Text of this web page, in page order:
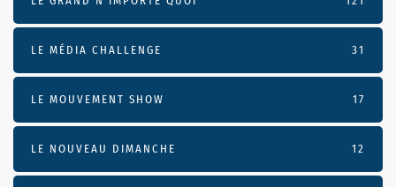
LE MÉDIA CHALLENGE 31
LE MOUVEMENT SHOW 17
LE NOUVEAU DIMANCHE 12